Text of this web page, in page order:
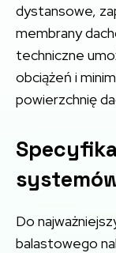
dystansowe,
membrany
techniczne
obciążeń i
powierzchnię
Do
balastowego